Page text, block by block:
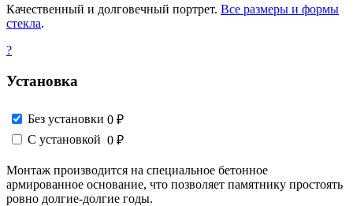
Качественный и долговечный портрет. Все размеры и формы
стекла.
?
Установка
Без установки 0 ₽
С установкой 0 ₽
Монтаж производится на специальное бетонное
армированное основание, что позволяет памятнику простоять
ровно долгие-долгие годы.